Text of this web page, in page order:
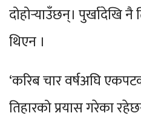
दोहोर्‍याउँछन्। पुर्खादेखि
थिएन ।
‘करिब चार वर्षअघि
तिहारको प्रयास गरेका